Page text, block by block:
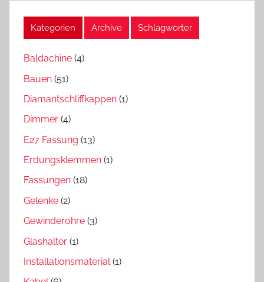
Kategorien Archive Schlagwörter
Baldachine (4)
Bauen (51)
Diamantschliffkappen (1)
Dimmer (4)
E27 Fassung (13)
Erdungsklemmen (1)
Fassungen (18)
Gelenke (2)
Gewinderohre (3)
Glashalter (1)
Installationsmaterial(1)